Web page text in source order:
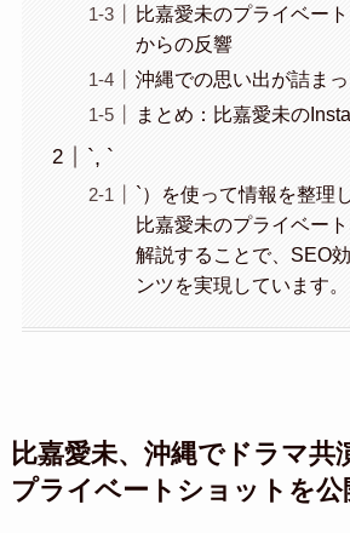
比嘉愛未のプライベー
からの反響
沖縄での思い出が詰ま
まとめ：比嘉愛未の
`, `
`）を使って情報を整理
比嘉愛未のプライベー
解説することで、SEO
ンツを実現しています。
比嘉愛未、沖縄でドラマ共
プライベートショットを公